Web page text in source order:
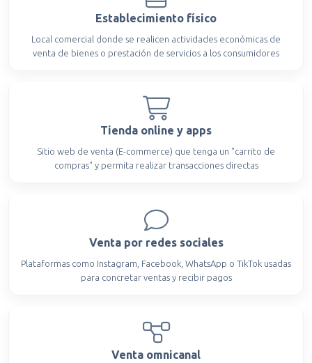
Establecimiento físico
Local comercial donde se realicen actividades económicas de
venta de bienes o prestación de servicios a los consumidores
Tienda online y apps
Sitio web de venta (E-commerce) que tenga un "carrito de
compras" y permita realizar transacciones directas
Venta por redes sociales
Plataformas como Instagram, Facebook, WhatsApp o TikTok usadas
para concretar ventas y recibir pagos
Venta omnicanal